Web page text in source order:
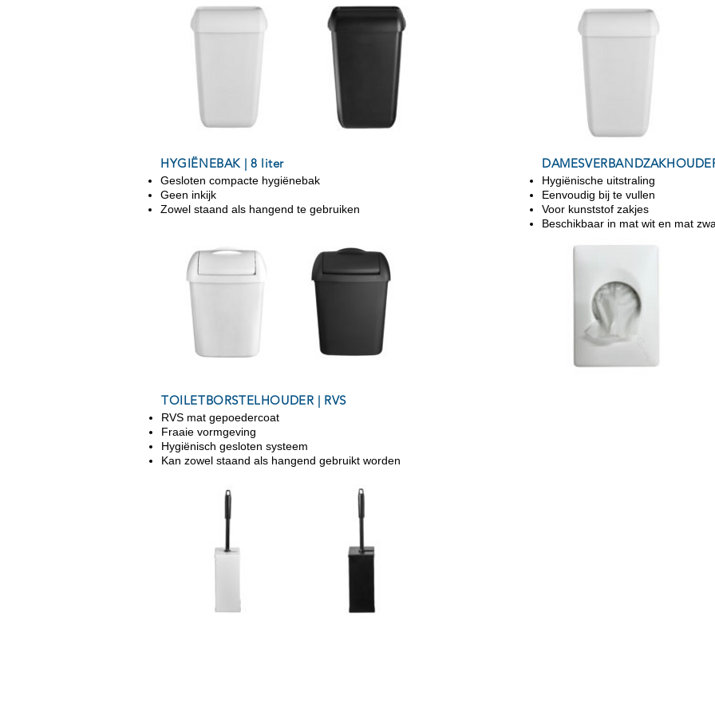
HYGIËNEBAK | 8 liter
Gesloten compacte hygiënebak
Geen inkijk
Zowel staand als hangend te gebruiken
Hygiënische uitstraling
Eenvoudig bij te vullen
Voor kunststof zakjes
Beschikbaar in mat wit en mat
TOILETBORSTELHOUDER | RVS
RVS mat gepoedercoat
Fraaie vormgeving
Hygiënisch gesloten systeem
Kan zowel staand als hangend gebruikt worden